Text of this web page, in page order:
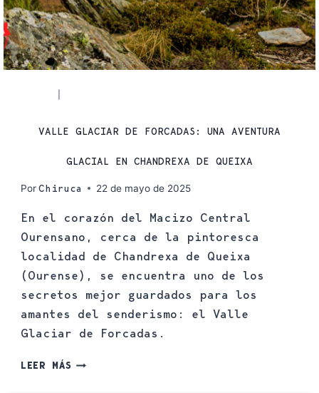
VALLE GLACIAR DE FORCADAS: UNA AVENTURA
GLACIAL EN CHANDREXA DE QUEIXA
PorChiruca 22 de mayo de 2025
En el corazón del Macizo Central
Ourensano, cerca de la pintoresca
localidad de Chandrexa de Queixa
(Ourense), se encuentra uno de los
secretos mejor guardados para los
amantes del senderismo: el Valle
Glaciar de Forcadas.
LEER MÁS